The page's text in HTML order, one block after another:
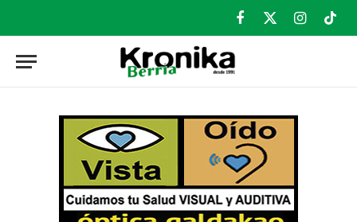
Facebook
X
Instagram